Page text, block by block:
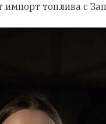
топлива с